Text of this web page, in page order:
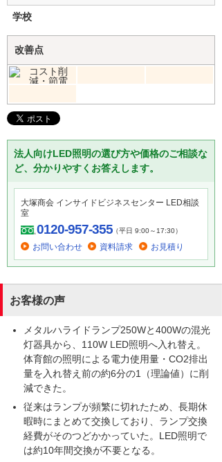
学校
改善点
法人向けLED照明の選び方や価格のご相談な
ど、分かりやすくお答えします。
大塚商会 インサイドビジネスセンター LED相談
室
0120-957-355（平日 9:00～17:30）
お問い合わせ 資料請求 お見積り
お客様の声
メタルハライドランプ250Wと400Wの混光
灯器具から、110W LED照明へ入れ替え。
体育館の照明による電力使用量・CO2排出
量を入れ替え前の約6分の1（理論値）に削
減できた。
従来はランプが頻繁に切れたため、長期休
暇時にまとめて交換しており、ランプ交換
経費がそのつどかかっていた。LED照明で
は約10年間交換が不要となる。